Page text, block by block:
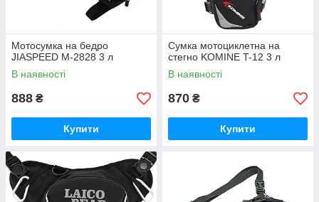
Мотосумка на бедро
JIASPEED M-2828 3 л
В наявності
888 ₴
Купити
Сумка мотоциклетна на
стегно KOMINE T-12 3 л
В наявності
870 ₴
Купити